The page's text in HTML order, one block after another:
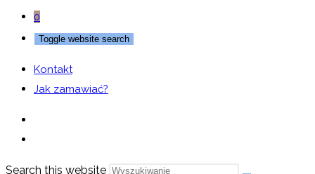
0
Toggle website search
Kontakt
Jak zamawiać?
Search this website